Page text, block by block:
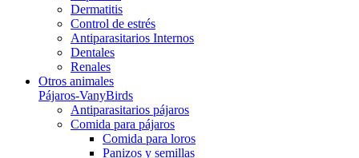
Dermatitis
Control de estrés
Antiparasitarios Internos
Dentales
Renales
Otros animales
Pájaros-VanyBirds
Antiparasitarios pájaros
Comida para pájaros
Comida para loros
Panizos y semillas